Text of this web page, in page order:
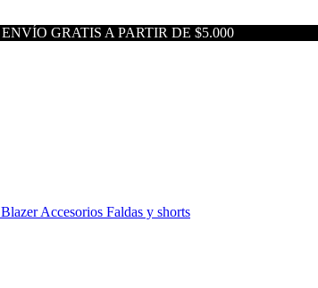
ENVÍO GRATIS A PARTIR DE $5.000
BlazerAccesorios Faldas y shorts